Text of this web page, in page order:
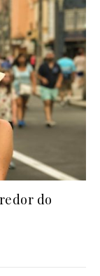
do